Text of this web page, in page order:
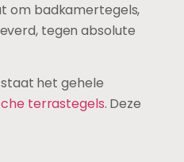
om badkamertegels,
tegen absolute
het gehele
terrastegels. Deze